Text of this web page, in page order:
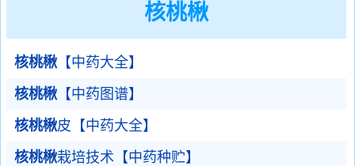
核桃楸
核桃楸 【中药大全】
核桃楸 【中药图谱】
核桃楸皮【中药大全】
核桃楸栽培技术【中药种贮】